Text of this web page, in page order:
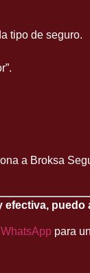
tipo de seguro.
a Broksa
puedo
WhatsApp para